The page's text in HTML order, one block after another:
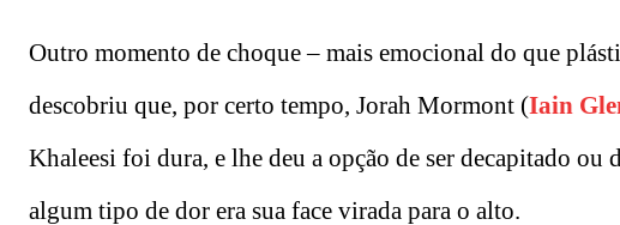
Outro momento de choque – mais emocional do que
descobriu que, por certo tempo, Jorah Mormont (Iain
Khaleesi foi dura, e lhe deu a opção de ser decapitado
algum tipo de dor era sua face virada para o alto.